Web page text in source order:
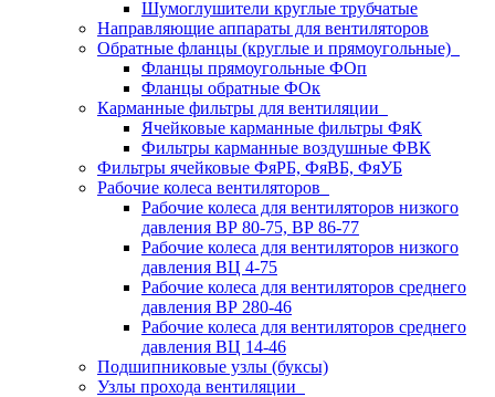
Шумоглушители круглые трубчатые
Направляющие аппараты для вентиляторов
Обратные фланцы (круглые и прямоугольные)
Фланцы прямоугольные ФОп
Фланцы обратные ФОк
Карманные фильтры для вентиляции
Ячейковые карманные фильтры ФяК
Фильтры карманные воздушные ФВК
Фильтры ячейковые ФяРБ, ФяВБ, ФяУБ
Рабочие колеса вентиляторов
Рабочие колеса для вентиляторов низкого
давления ВР 80-75, ВР 86-77
Рабочие колеса для вентиляторов низкого
давления ВЦ 4-75
Рабочие колеса для вентиляторов среднего
давления ВР 280-46
Рабочие колеса для вентиляторов среднего
давления ВЦ 14-46
Подшипниковые узлы (буксы)
Узлы прохода вентиляции